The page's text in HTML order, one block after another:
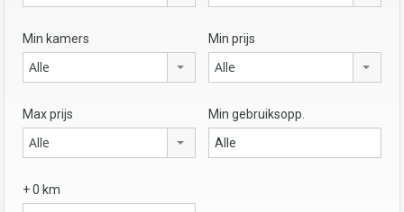
Min kamers
Alle
Min prijs
Alle
Max prijs
Alle
Min gebruiksopp.
+ 0 km